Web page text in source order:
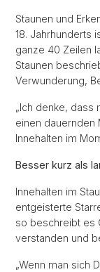
Staunen und
18. Jahrhunderts
ganze 40 Zeilen
Staunen
Verwunderung,
„Ich denke, dass
einen dauernden
Innehalten im
Besser kurz als
Innehalten im
entgeisterte
so beschreibt es
verstanden und
„Wenn man sich